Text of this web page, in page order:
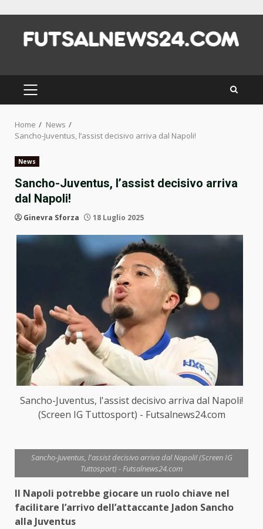
content
PRIMARY
MENU
Home
News
Sancho-Juventus, l’assist decisivo arriva dal Napoli!
News
Sancho-Juventus, l’assist decisivo arriva
dal Napoli!
Ginevra Sforza 18 Luglio 2025
Sancho-Juventus, l'assist decisivo arriva dal Napoli!
(Screen IG Tuttosport) - Futsalnews24.com
Sancho-Juventus, l'assist decisivo arriva dal Napoli! (Screen IG
Tuttosport) - Futsalnews24.com
Il Napoli potrebbe giocare un ruolo chiave nel
facilitare l’arrivo dell’attaccante Jadon Sancho
alla Juventus